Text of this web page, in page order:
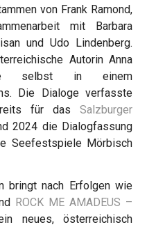
von Frank Ramond,
mit Barbara
und Udo Lindenberg.
Autorin Anna
die selbst in einem
Die Dialoge verfasste
für dasSalzburger
2024 die Dialogfassung
Seefestspiele Mörbisch
bringt nach Erfolgen wie
ROCK ME AMADEUS –
neues, österreichisch